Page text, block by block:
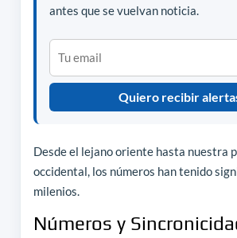
antes que se vuelvan noticia.
Quiero recibir
Desde el lejano oriente hasta nuestra
occidental, los números han tenido
milenios.
Números y